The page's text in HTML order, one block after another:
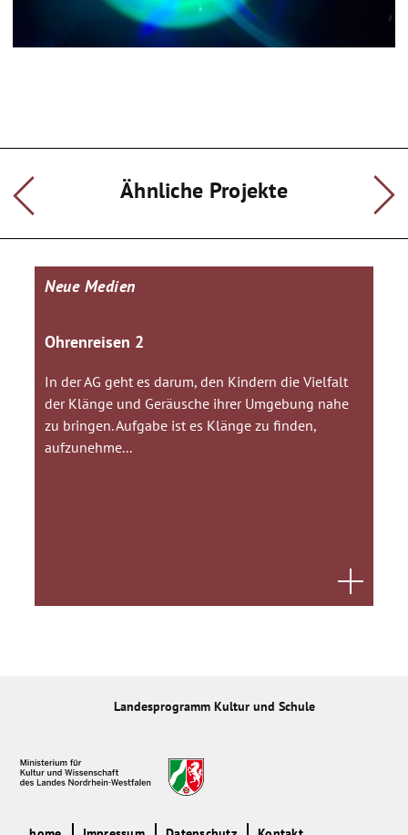
Ähnliche Projekte
Neue Medien
Ohrenreisen 2
In der AG geht es darum, den Kindern die Vielfalt
der Klänge und Geräusche ihrer Umgebung nahe
zu bringen. Aufgabe ist es Klänge zu finden,
aufzunehme...
Landesprogramm Kultur und Schule